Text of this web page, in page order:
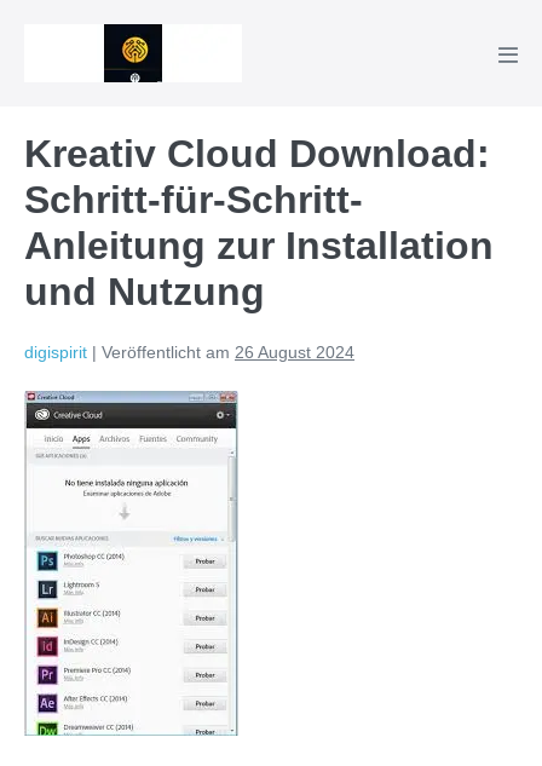
Kreativ Cloud Download:
Schritt-für-Schritt-
Anleitung zur Installation
und Nutzung
digispirit | Veröffentlicht am 26 August 2024